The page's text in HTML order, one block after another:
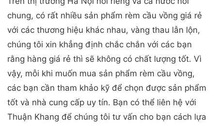
chung, có rất nhiều sản phẩm rèm cầu vồng giá rẻ
với các thương hiệu khác nhau, vàng thau lẫn lộn,
chúng tôi xin khẳng định chắc chắn với các bạn
rằng hàng giá rẻ thì sẽ không có chất lượng tốt. Vì
vậy, mỗi khi muốn mua sản phẩm rèm cầu vồng,
các bạn cần tham khảo kỹ để chọn được sản phẩm
tốt và nhà cung cấp uy tín. Bạn có thể liên hệ với
Thuận Khang để chúng tôi tư vấn cho bạn cách lựa